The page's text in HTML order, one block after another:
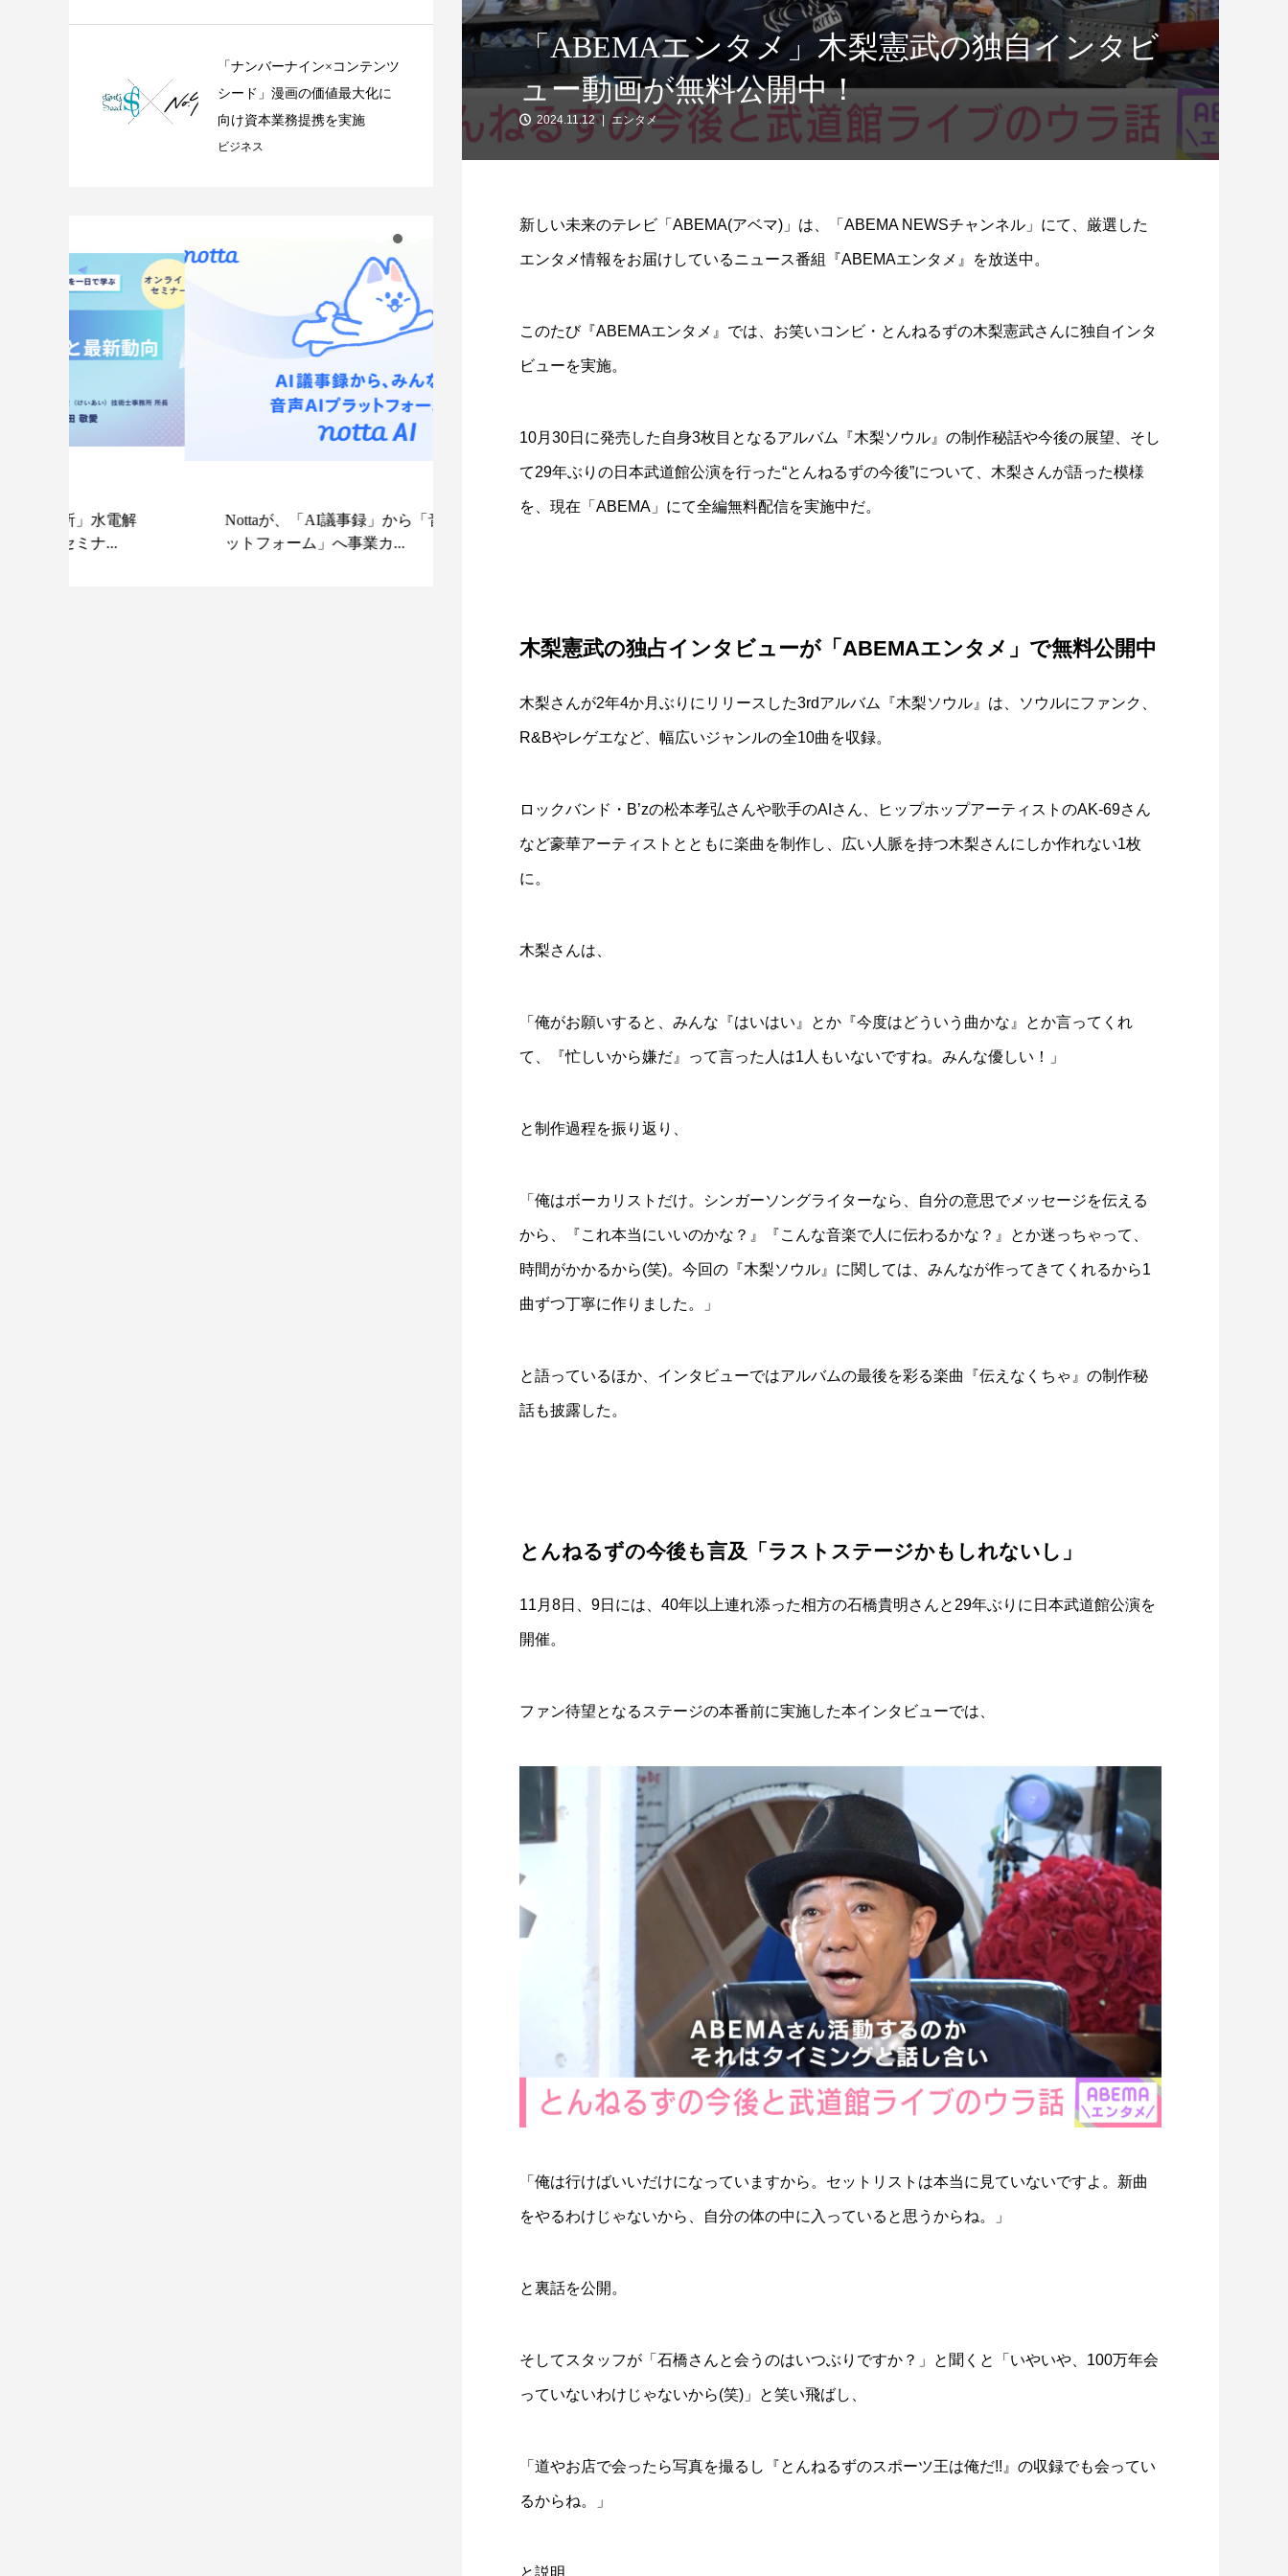
「ABEMAエンタメ」木梨憲武の独自インタビ
ュー動画が無料公開中！
2024.11.12 エンタメ
新しい未来のテレビ「ABEMA(アベマ)」は、「ABEMA NEWSチャンネル」にて、厳選した
エンタメ情報をお届けしているニュース番組『ABEMAエンタメ』を放送中。
このたび『ABEMAエンタメ』では、お笑いコンビ・とんねるずの木梨憲武さんに独自インタ
ビューを実施。
10月30日に発売した自身3枚目となるアルバム『木梨ソウル』の制作秘話や今後の展望、そし
て29年ぶりの日本武道館公演を行った“とんねるずの今後”について、木梨さんが語った模様
を、現在「ABEMA」にて全編無料配信を実施中だ。
木梨憲武の独占インタビューが「ABEMAエンタメ」で無料公開中
木梨さんが2年4か月ぶりにリリースした3rdアルバム『木梨ソウル』は、ソウルにファンク、
R&Bやレゲエなど、幅広いジャンルの全10曲を収録。
ロックバンド・B’zの松本孝弘さんや歌手のAIさん、ヒップホップアーティストのAK-69さん
など豪華アーティストとともに楽曲を制作し、広い人脈を持つ木梨さんにしか作れない1枚
に。
木梨さんは、
「俺がお願いすると、みんな『はいはい』とか『今度はどういう曲かな』とか言ってくれ
て、『忙しいから嫌だ』って言った人は1人もいないですね。みんな優しい！」
と制作過程を振り返り、
「俺はボーカリストだけ。シンガーソングライターなら、自分の意思でメッセージを伝える
から、『これ本当にいいのかな？』『こんな音楽で人に伝わるかな？』とか迷っちゃって、
時間がかかるから(笑)。今回の『木梨ソウル』に関しては、みんなが作ってきてくれるから1
曲ずつ丁寧に作りました。」
と語っているほか、インタビューではアルバムの最後を彩る楽曲『伝えなくちゃ』の制作秘
話も披露した。
とんねるずの今後も言及「ラストステージかもしれないし」
11月8日、9日には、40年以上連れ添った相方の石橋貴明さんと29年ぶりに日本武道館公演を
開催。
ファン待望となるステージの本番前に実施した本インタビューでは、
「俺は行けばいいだけになっていますから。セットリストは本当に見ていないですよ。新曲
をやるわけじゃないから、自分の体の中に入っていると思うからね。」
と裏話を公開。
そしてスタッフが「石橋さんと会うのはいつぶりですか？」と聞くと「いやいや、100万年会
っていないわけじゃないから(笑)」と笑い飛ばし、
「道やお店で会ったら写真を撮るし『とんねるずのスポーツ王は俺だ!!』の収録でも会ってい
るからね。」
と説明。
「ナンバーナイン×コンテンツ
シード」漫画の価値最大化に
向け資本業務提携を実施
ビジネス
Nottaが、「AI議事録」から「音声AIプラ
ットフォーム」へ事業カ...
「ナンバーナイン×コンテンツシード」